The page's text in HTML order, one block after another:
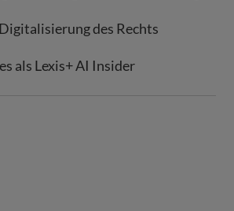
des Rechts
als Lexis+ AI Insider